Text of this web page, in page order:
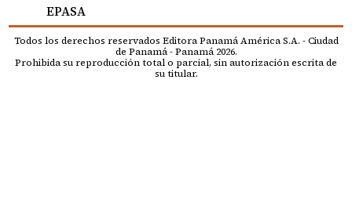
EPASA
Todos los derechos reservados Editora Panamá América S.A. - Ciudad
de Panamá - Panamá 2026.
Prohibida su reproducción total o parcial, sin autorización escrita de
su titular.